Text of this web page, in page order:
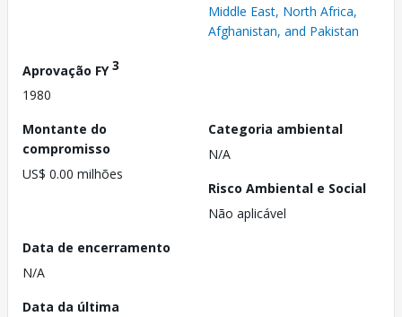
Middle East, North Africa,
Afghanistan, and Pakistan
Aprovação FY3
1980
Montante do
compromisso
US$ 0.00 milhões
Categoria ambiental
N/A
Risco Ambiental e Social
Não aplicável
Data de encerramento
N/A
Data da última